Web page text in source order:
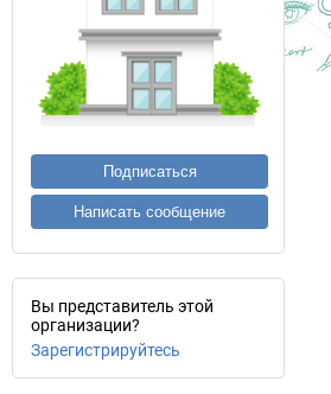
Подписаться
Написать сообщение
Вы представитель этой
организации?
Зарегистрируйтесь